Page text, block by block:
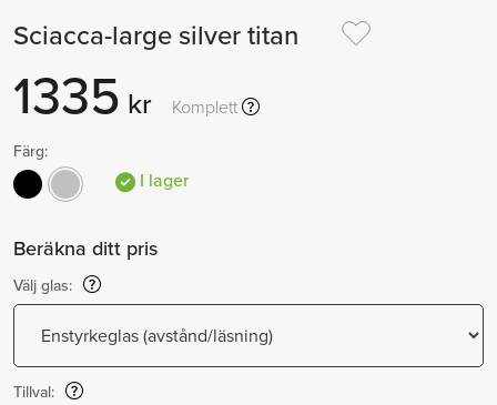
Sciacca-large silver titan
1335 kr Komplett
Färg:
I lager
Beräkna ditt pris
Välj glas:
Tillval: